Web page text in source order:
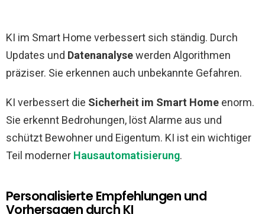
KI im Smart Home verbessert sich ständig. Durch
Updates und Datenanalysewerden Algorithmen
präziser. Sie erkennen auch unbekannte Gefahren.
KI verbessert die Sicherheit im Smart Home enorm.
Sie erkennt Bedrohungen, löst Alarme aus und
schützt Bewohner und Eigentum. KI ist ein wichtiger
Teil moderner Hausautomatisierung.
Personalisierte Empfehlungen und
Vorhersagen durch KI